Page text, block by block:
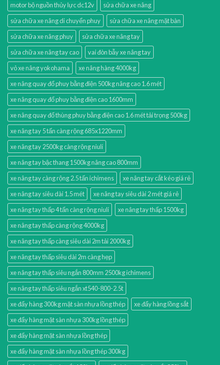
motor bộ nguồn thủy lực dc12v
sửa chữa xe nâng
sửa chữa xe nâng di chuyển phuy
sửa chữa xe nâng mặt bàn
sửa chữa xe nâng phuy
sửa chữa xe nâng tay
sửa chữa xe nâng tay cao
vai đòn bẫy xe nâng tay
vỏ xe nâng yokohama
xe nâng hàng 4000kg
xe nâng quay đổ phuy bằng điện 500kg nâng cao 1.6 mét
xe nâng quay đổ phuy bằng điện cao 1600mm
xe nâng quay đổ thùng phuy bằng điện cao 1.6 mét tải trọng 500kg
xe nâng tay 5 tấn càng rộng 685x1220mm
xe nâng tay 2500kg càng rộng niuli
xe nâng tay bậc thang 1500kg nâng cao 800mm
xe nâng tay càng rộng 2.5 tấn ichimens
xe nâng tay cắt kéo giá rẻ
xe nâng tay siêu dài 1.5 mét
xe nâng tay siêu dài 2 mét giá rẻ
xe nâng tay thấp 4 tấn càng rộng niuli
xe nâng tay thấp 1500kg
xe nâng tay thấp càng rộng 4000kg
xe nâng tay thấp càng siêu dài 2m tải 2000kg
xe nâng tay thấp siêu dài 2m càng hẹp
xe nâng tay thấp siêu ngắn 800mm 2500kg ichimens
xe nâng tay thấp siêu ngắn xt540-800-2.5t
xe đẩy hàng 300kg mặt sàn nhựa lồng thép
xe đẩy hàng lồng sắt
xe đẩy hàng mặt sàn nhựa 300kg lồng thép
xe đẩy hàng mặt sàn nhựa lồng thép
xe đẩy hàng mặt sàn nhựa lồng thép 300kg